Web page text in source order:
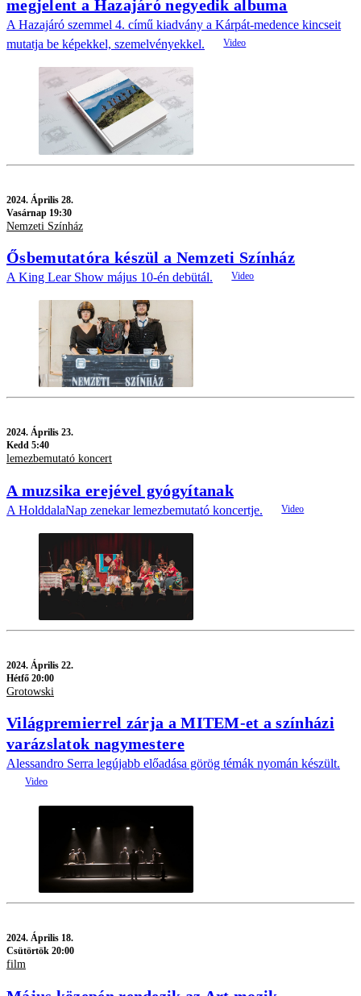
megjelent a Hazajáró negyedik albuma
A Hazajáró szemmel 4. című kiadvány a Kárpát-medence kincseit
mutatja be képekkel, szemelvényekkel.
2024. Április 28.
Vasárnap 19:30
Nemzeti Színház
Ősbemutatóra készül a Nemzeti Színház
A King Lear Show május 10-én debütál.
2024. Április 23.
Kedd 5:40
lemezbemutató koncert
A muzsika erejével gyógyítanak
A HolddalaNap zenekar lemezbemutató koncertje.
2024. Április 22.
Hétfő 20:00
Grotowski
Világpremierrel zárja a MITEM-et a színházi
varázslatok nagymestere
Alessandro Serra legújabb előadása görög témák nyomán készült.
2024. Április 18.
Csütörtök 20:00
film